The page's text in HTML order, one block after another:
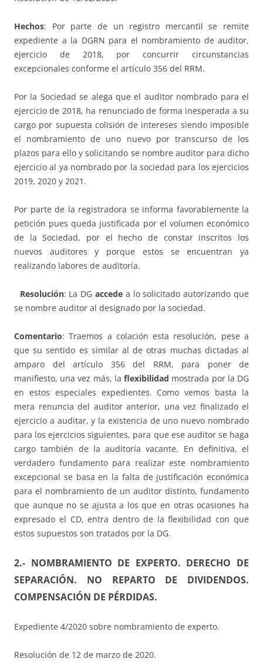
Hechos: Por parte de un registro mercantil se remite
expediente a la DGRN para el nombramiento de auditor,
ejercicio de 2018, por concurrir circunstancias
excepcionales conforme el artículo 356 del RRM.
Por la Sociedad se alega que el auditor nombrado para el
ejercicio de 2018, ha renunciado de forma inesperada a su
cargo por supuesta colisión de intereses siendo imposible
el nombramiento de uno nuevo por transcurso de los
plazos para ello y solicitando se nombre auditor para dicho
ejercicio al ya nombrado por la sociedad para los ejercicios
2019, 2020 y 2021.
Por parte de la registradora se informa favorablemente la
petición pues queda justificada por el volumen económico
de la Sociedad, por el hecho de constar inscritos los
nuevos auditores y porque estos se encuentran ya
realizando labores de auditoría.
Resolución: La DGaccede a lo solicitado autorizando que
se nombre auditor al designado por la sociedad.
Comentario: Traemos a colación esta resolución, pese a
que su sentido es similar al de otras muchas dictadas al
amparo del artículo 356 del RRM, para poner de
manifiesto, una vez más, laflexibilidad mostrada por la DG
en estos especiales expedientes. Como vemos basta la
mera renuncia del auditor anterior, una vez finalizado el
ejercicio a auditar, y la existencia de uno nuevo nombrado
para los ejercicios siguientes, para que ese auditor se haga
cargo también de la auditoría vacante. En definitiva, el
verdadero fundamento para realizar este nombramiento
excepcional se basa en la falta de justificación económica
para el nombramiento de un auditor distinto, fundamento
que aunque no se ajusta a los que en otras ocasiones ha
expresado el CD, entra dentro de la flexibilidad con que
estos supuestos son tratados por la DG.
2.- NOMBRAMIENTO DE EXPERTO. DERECHO DE
SEPARACIÓN. NO REPARTO DE DIVIDENDOS.
COMPENSACIÓN DE PÉRDIDAS.
Expediente 4/2020 sobre nombramiento de experto.
Resolución de 12 de marzo de 2020.